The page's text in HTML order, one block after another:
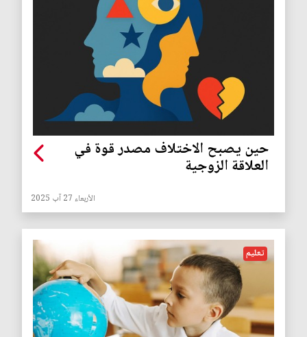
حين يصبح الاختلاف مصدر قوة في
العلاقة الزوجية
الأربعاء 27 آب 2025
تعليم